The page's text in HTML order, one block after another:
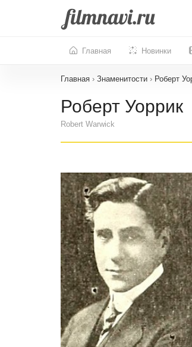
Главная Новинки
Главная › Знаменитости › Роберт
Роберт Уоррик
Robert Warwick